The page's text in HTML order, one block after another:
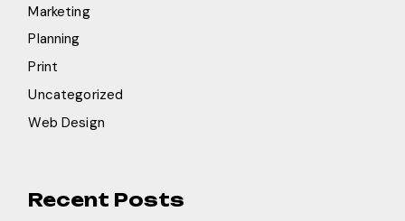
Marketing
Planning
Print
Uncategorized
Web Design
Recent Posts